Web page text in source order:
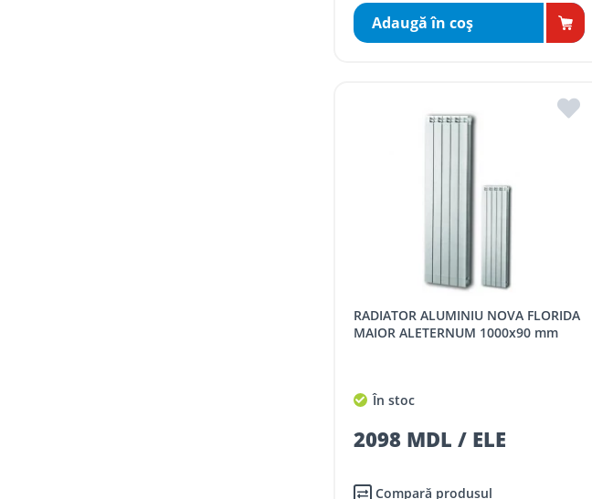
Adaugă în coş
RADIATOR ALUMINIU NOVA FLORIDA
MAIOR ALETERNUM 1000x90 mm
În stoc
2098 MDL / ELE
Compară produsul